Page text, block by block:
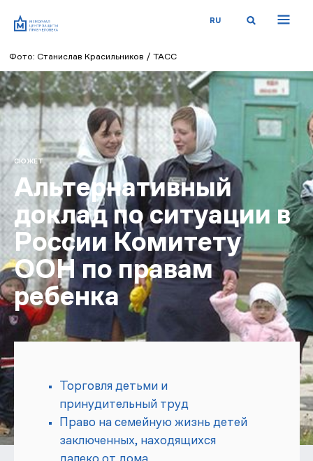
RU
СЮЖЕТ
Альтернативный
доклад по ситуации в
России Комитету
ООН по правам
ребенка
Фото: Станислав Красильников / ТАСС
Торговля детьми и
принудительный труд
Право на семейную жизнь детей
заключенных, находящихся